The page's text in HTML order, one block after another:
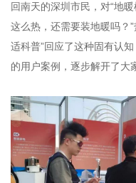
回南天的深圳市民，对“地
这么热，还需要装地暖吗？
适科普”回应了这种固有认
的用户案例，逐步解开了大